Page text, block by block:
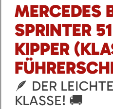
MERCEDES
SPRINTER
KIPPER
🪶 DER
KLASSE! 🚚